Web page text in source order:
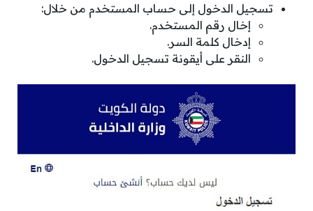
تسجيل الدخول إلى حساب المستخدم من خلال:
إخال رقم المستخدم.
إدخال كلمة السر.
النقر على أيقونة تسجيل الدخول.